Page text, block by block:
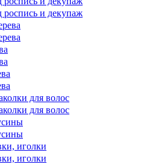
роспись и декупаж
для волос
для волос
иголки
иголки